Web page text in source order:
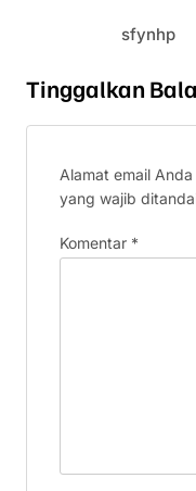
sfynhp
Tinggalkan
Alamat email
yang wajib
Komentar *